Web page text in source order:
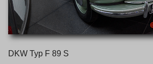
DKW Typ F 89 S